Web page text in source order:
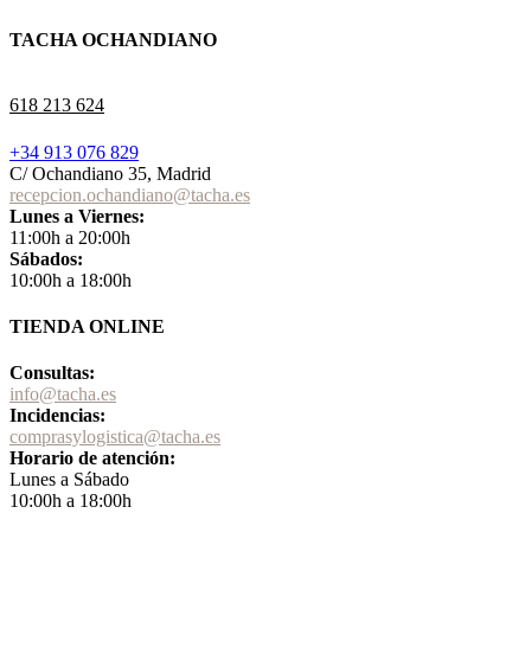
TACHA OCHANDIANO
618 213 624
+34 913 076 829
C/ Ochandiano 35, Madrid
recepcion.ochandiano@tacha.es
Lunes a Viernes:
11:00h a 20:00h
Sábados:
10:00h a 18:00h
TIENDA ONLINE
Consultas:
info@tacha.es
Incidencias:
comprasylogistica@tacha.es
Horario de atención:
Lunes a Sábado
10:00h a 18:00h